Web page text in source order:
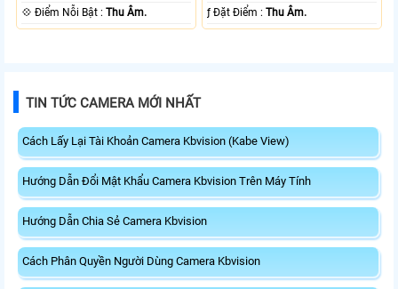
️💠 Điểm Nỗi Bật :Thu Âm.
️ƒ Đặt Điểm :Thu Âm.
TIN TỨC CAMERA MỚI NHẤT
Cách Lấy Lại Tài Khoản Camera Kbvision (Kabe View)
Hướng Dẫn Đổi Mật Khẩu Camera Kbvision Trên Máy Tính
Hướng Dẫn Chia Sẻ Camera Kbvision
Cách Phân Quyền Người Dùng Camera Kbvision